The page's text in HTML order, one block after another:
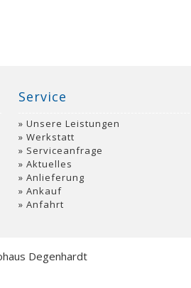
Service
Unsere Leistungen
Werkstatt
Serviceanfrage
Aktuelles
Anlieferung
Ankauf
Anfahrt
Degenhardt